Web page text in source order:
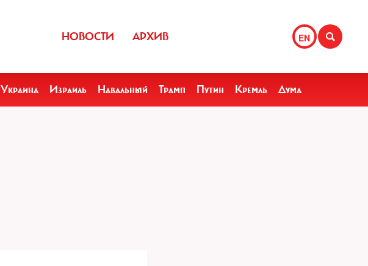
EN
НОВОСТИ АРХИВ
Украина Израиль Навальный Трамп Путин Кремль Дума